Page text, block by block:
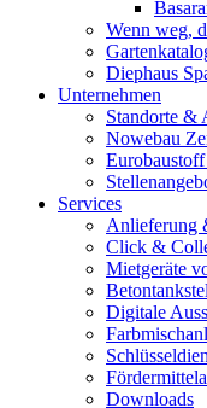
Wenn weg,
Diephaus
Unternehmen
Standorte &
Nowebau
Services
Anlieferung
Click &
Mietgeräte
Digitale
Downloads